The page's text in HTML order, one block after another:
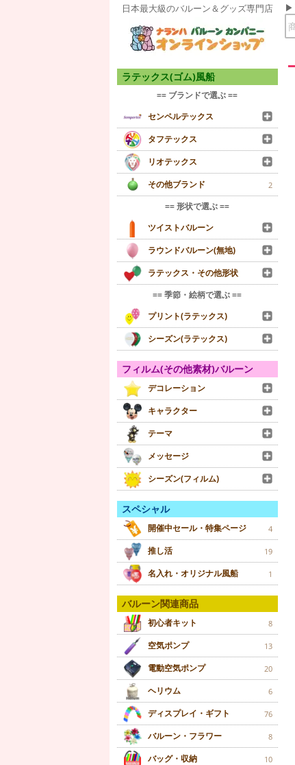
日本最大級のバルーン＆グッズ専門店
ラテックス(ゴム)風船
== ブランドで選ぶ ==
センペルテックス
タフテックス
リオテックス
その他ブランド
2
== 形状で選ぶ ==
ツイストバルーン
ラウンドバルーン(無地)
ラテックス・その他形状
== 季節・絵柄で選ぶ ==
プリント(ラテックス)
シーズン(ラテックス)
フィルム(その他素材)バルーン
デコレーション
キャラクター
テーマ
メッセージ
シーズン(フィルム)
スペシャル
開催中セール・特集ページ 4
推し活 19
名入れ・オリジナル風船 1
バルーン関連商品
初心者キット 8
空気ポンプ 13
電動空気ポンプ 20
ヘリウム 6
ディスプレイ・ギフト 76
バルーン・フラワー 8
バッグ・収納 10